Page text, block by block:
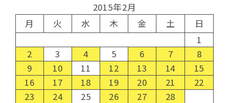
2015年2月
月
火 水 木 金 土
日
1
2
3 4 5 6 7
8
9
10 11 12 13 14
15
16
17 18 19 20 21
22
23
24 25 26 27 28